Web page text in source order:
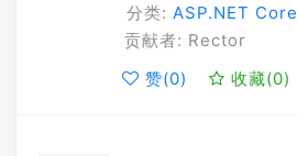
分类: ASP.NET Core
贡献者: Rector
赞(0) 收藏(0)